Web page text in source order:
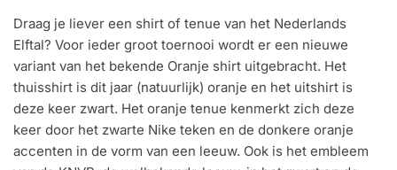
Draag je liever een shirt of tenue van het Nederlands
Elftal? Voor ieder groot toernooi wordt er een nieuwe
variant van het bekende Oranje shirt uitgebracht. Het
thuisshirt is dit jaar (natuurlijk) oranje en het uitshirt is
deze keer zwart. Het oranje tenue kenmerkt zich deze
keer door het zwarte Nike teken en de donkere oranje
accenten in de vorm van een leeuw. Ook is het embleem